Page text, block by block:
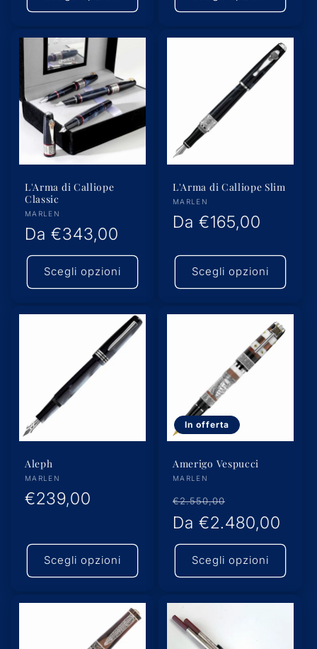
listino
listino
L'Arma di Calliope
Classic
Produttore:
MARLEN
Prezzo
di
listino
Da €343,00
Scegli opzioni
L'Arma di Calliope Slim
Produttore:
MARLEN
Prezzo
listino
Da €165,00
Scegli opzioni
Aleph
Produttore:
MARLEN
Prezzo
listino
€239,00
Scegli opzioni
In offerta
Amerigo Vespucci
Produttore:
MARLEN
Prezzo
di
listino
€2.550,00
scontato
Da €2.480,00
Scegli opzioni